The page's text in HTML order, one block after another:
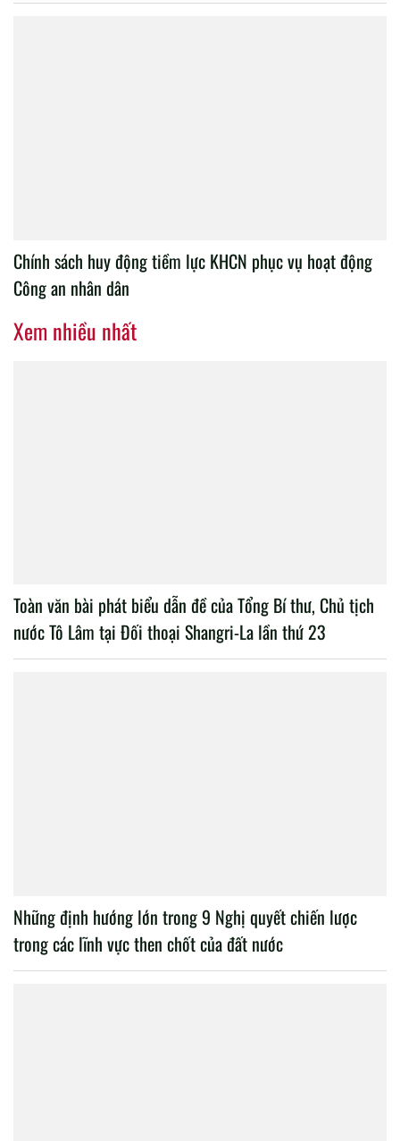
Chính sách huy động tiềm lực KHCN phục vụ hoạt động
Công an nhân dân
Xem nhiều nhất
Toàn văn bài phát biểu dẫn đề của Tổng Bí thư, Chủ tịch
nước Tô Lâm tại Đối thoại Shangri-La lần thứ 23
Những định hướng lớn trong 9 Nghị quyết chiến lược
trong các lĩnh vực then chốt của đất nước